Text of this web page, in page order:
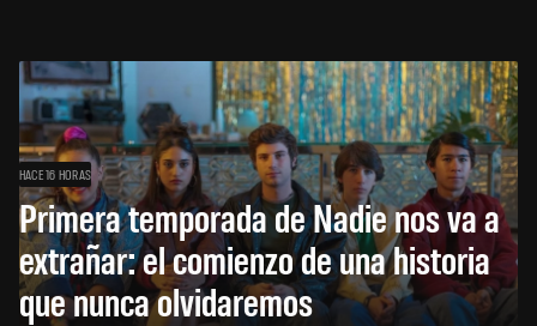
HACE 16 HORAS
Primera temporada de Nadie nos va a
extrañar: el comienzo de una historia
que nunca olvidaremos